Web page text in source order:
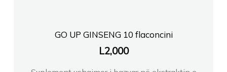
GO UP GINSENG 10 flaconcini
L2,000